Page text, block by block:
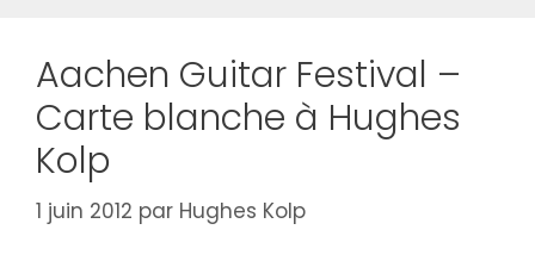
Aachen Guitar Festival –
Carte blanche à Hughes
Kolp
1 juin 2012 par Hughes Kolp